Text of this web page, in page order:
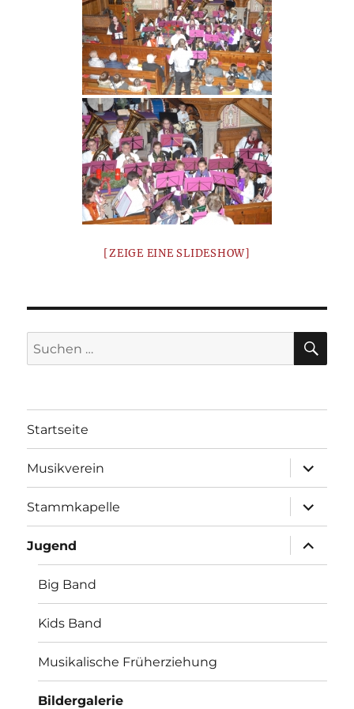
[ZEIGE EINE SLIDESHOW]
Suchen
nach:
Startseite
Musikverein
öffnen
Stammkapelle
öffnen
Jugend
öffnen
Big Band
Kids Band
Musikalische Früherziehung
Bildergalerie